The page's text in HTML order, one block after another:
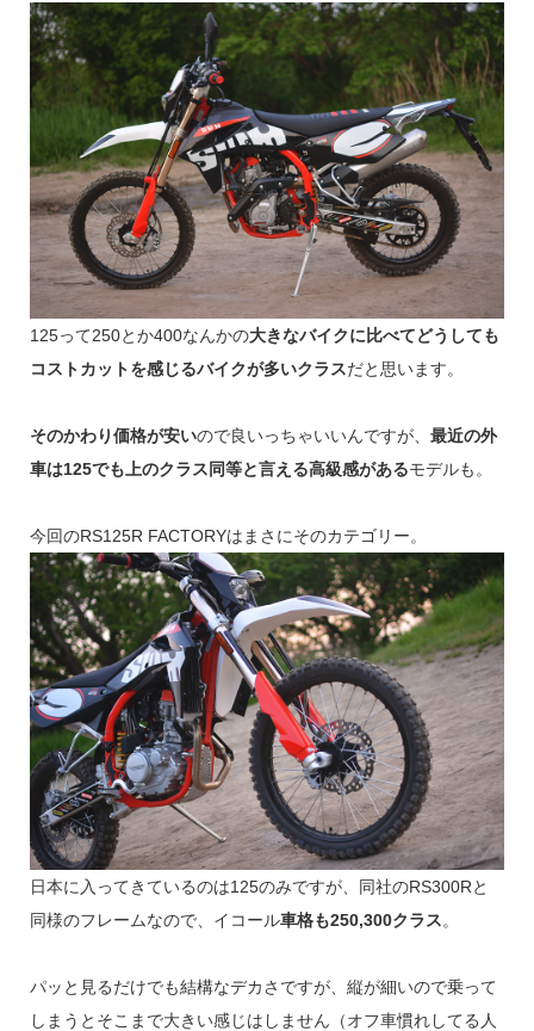
125って250とか400なんかの大きなバイクに比べてどうしても
コストカットを感じるバイクが多いクラスだと思います。
そのかわり価格が安いので良いっちゃいいんですが、 最近の外
車は125でも上のクラス同等と言える高級感があるモデルも。
今回のRS125R FACTORYはまさにそのカテゴリー。
日本に入ってきているのは125のみですが、同社のRS300Rと
同様のフレームなので、イコール車格も250,300クラス。
パッと見るだけでも結構なデカさですが、縦が細いので乗って
しまうとそこまで大きい感じはしません（オフ車慣れしてる人